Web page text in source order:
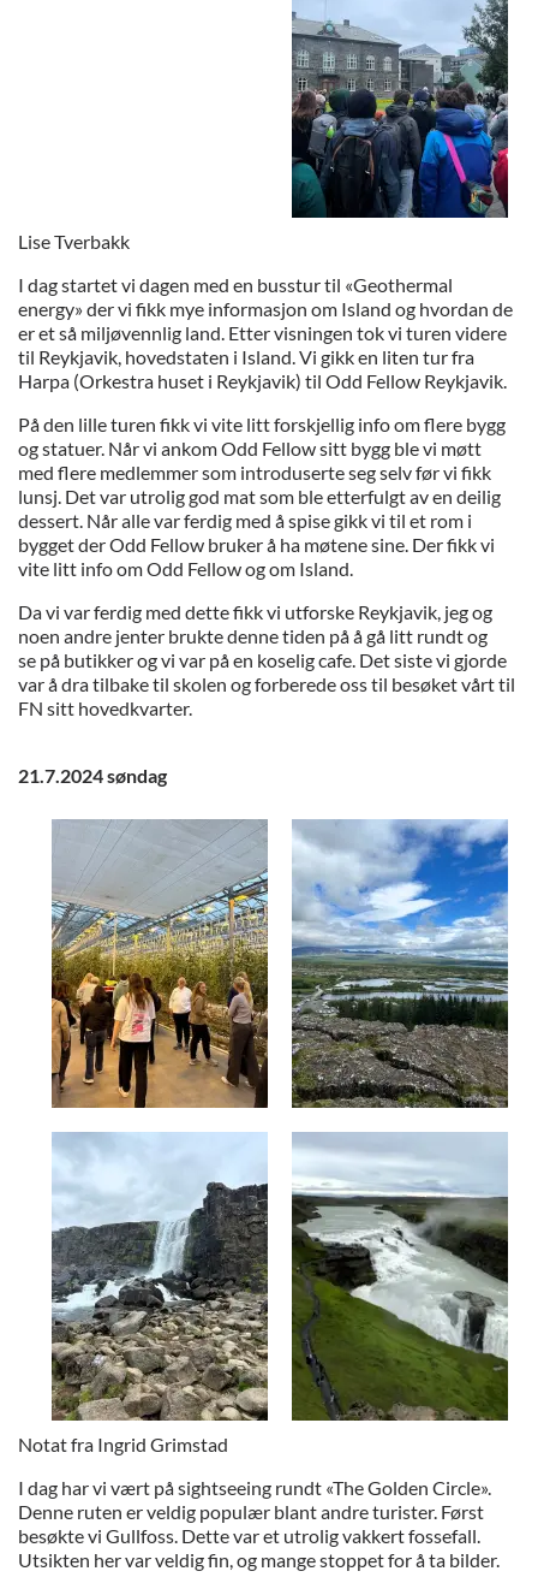
Lise Tverbakk
I dag startet vi dagen med en busstur til «Geothermal
energy» der vi fikk mye informasjon om Island og hvordan de
er et så miljøvennlig land. Etter visningen tok vi turen videre
til Reykjavik, hovedstaten i Island. Vi gikk en liten tur fra
Harpa (Orkestra huset i Reykjavik) til Odd Fellow Reykjavik.
På den lille turen fikk vi vite litt forskjellig info om flere bygg
og statuer. Når vi ankom Odd Fellow sitt bygg ble vi møtt
med flere medlemmer som introduserte seg selv før vi fikk
lunsj. Det var utrolig god mat som ble etterfulgt av en deilig
dessert. Når alle var ferdig med å spise gikk vi til et rom i
bygget der Odd Fellow bruker å ha møtene sine. Der fikk vi
vite litt info om Odd Fellow og om Island.
Da vi var ferdig med dette fikk vi utforske Reykjavik, jeg og
noen andre jenter brukte denne tiden på å gå litt rundt og
se på butikker og vi var på en koselig cafe. Det siste vi gjorde
var å dra tilbake til skolen og forberede oss til besøket vårt til
FN sitt hovedkvarter.
21.7.2024 søndag
Notat fra Ingrid Grimstad
I dag har vi vært på sightseeing rundt «The Golden Circle».
Denne ruten er veldig populær blant andre turister. Først
besøkte vi Gullfoss. Dette var et utrolig vakkert fossefall.
Utsikten her var veldig fin, og mange stoppet for å ta bilder.